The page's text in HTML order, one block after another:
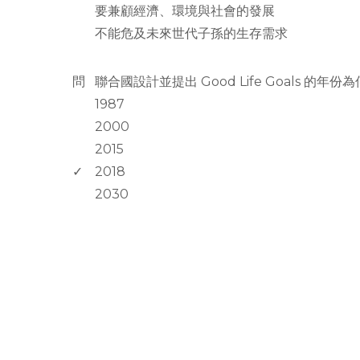
要兼顧經濟、環境與社會的發展
不能危及未來世代子孫的生存需求
問
聯合國設計並提出 Good Life Goals 的年份為
1987
2000
2015
✓
2018
2030